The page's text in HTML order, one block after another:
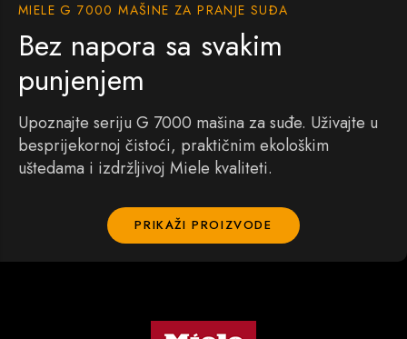
MIELE G 7000 MAŠINE ZA PRANJE SUĐA
Bez napora sa svakim
punjenjem
Upoznajte seriju G 7000 mašina za suđe. Uživajte u
besprijekornoj čistoći, praktičnim ekološkim
uštedama i izdržljivoj Miele kvaliteti.
PRIKAŽI PROIZVODE